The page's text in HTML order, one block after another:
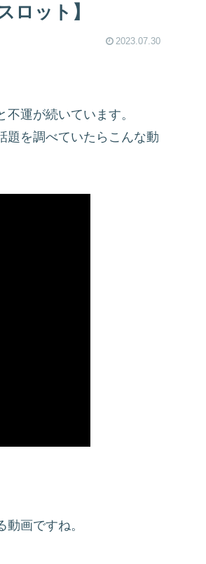
ロット】
2023.07.30
運が続いています。
題を調べていたらこんな動
画ですね。